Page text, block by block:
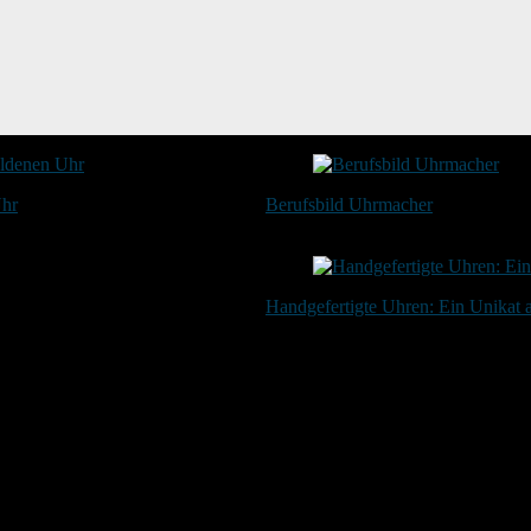
Berufsbild Uhrmacher
Handgefertigte Uhren: Ein Unikat